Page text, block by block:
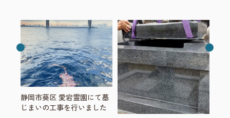
静岡市葵区 愛宕霊園にて墓
じまいの工事を行いました